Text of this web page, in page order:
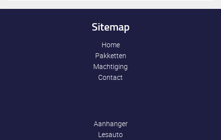
Sitemap
Home
Pakketten
Machtiging
Contact
Aanhanger
Lesauto